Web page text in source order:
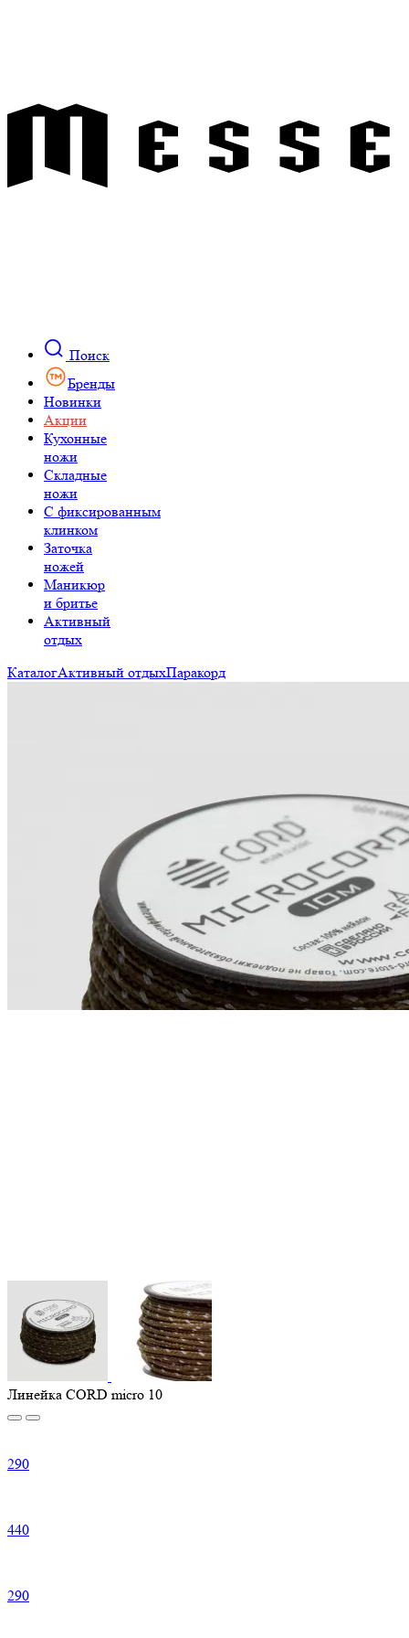
Поиск
Бренды
Новинки
Акции
Кухонные
ножи
Складные
ножи
C фиксированным
клинком
Заточка
ножей
Маникюр
и бритье
Активный
отдых
КаталогАктивный отдыхПаракорд
Линейка CORD micro 10
290
440
290